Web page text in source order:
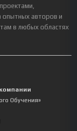
опытных авторов и
в любых областях
Обучения»